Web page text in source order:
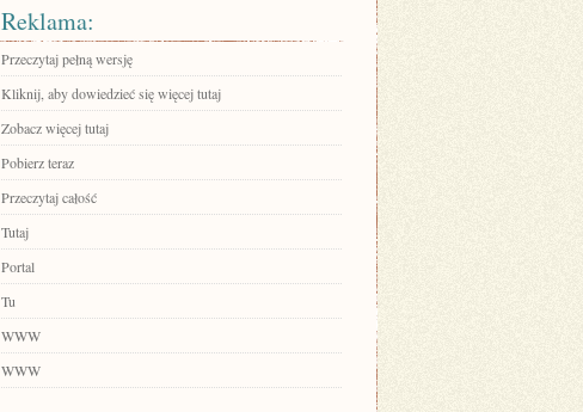
Reklama:
Przeczytaj pełną wersję
Kliknij, aby dowiedzieć się więcej tutaj
Zobacz więcej tutaj
Pobierz teraz
Przeczytaj całość
Tutaj
Portal
Tu
WWW
WWW